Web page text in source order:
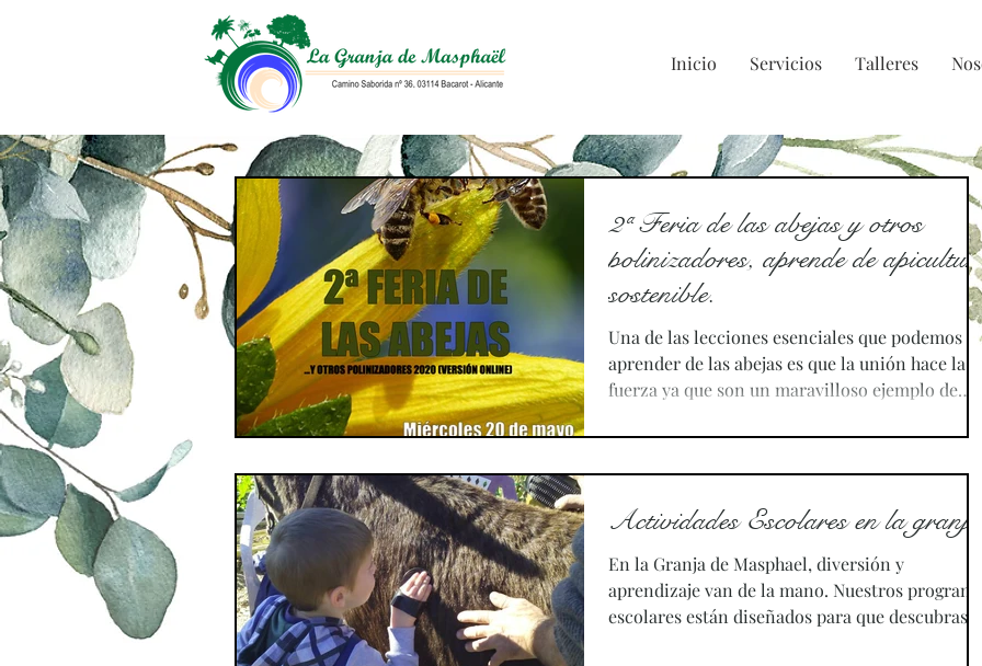
Inicio Servicios Talleres
2ª Feria de las abejas y otros
polinizadores, aprende de
sostenible.
Una de las lecciones esenciales que podemos
aprender de las abejas es que la unión hace la
fuerza ya que son un maravilloso ejemplo de
de estos asombrosos insectos, la Granja
Masphaël, centro de educación medioambiental
asociaciones, instituciones y personas amantes
animalitos, para darle voz a las abejas y mostrar
su interesante mundo y enseñar c
Actividades Escolares en la granja
En la Granja de Masphael, diversión y
aprendizaje van de la mano. Nuestros programas
escolares están diseñados para que descubras